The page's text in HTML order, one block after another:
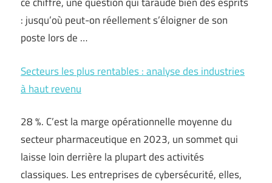
: jusqu’où peut-on réellement s’éloigner de son
poste lors de …
Secteurs les plus rentables : analyse des industries
à haut revenu
28 %. C’est la marge opérationnelle moyenne du
secteur pharmaceutique en 2023, un sommet qui
laisse loin derrière la plupart des activités
classiques. Les entreprises de cybersécurité, elles,